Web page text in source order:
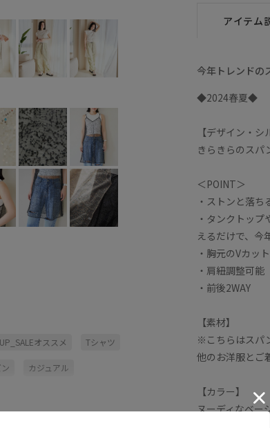
オススメ Tシャツ
カジュアル
アイテム
今年トレンドの
◆2024春夏◆
【デザイン・シ
きらきらのスパ
＜POINT＞
・ストンと落ち
・タンクトッ
えるだけで、今
・胸元のVカッ
・肩紐調整可能
・前後2WAY
【素材】
※こちらはスパ
他のお洋服とご
【カラー】
ヌーディなベー